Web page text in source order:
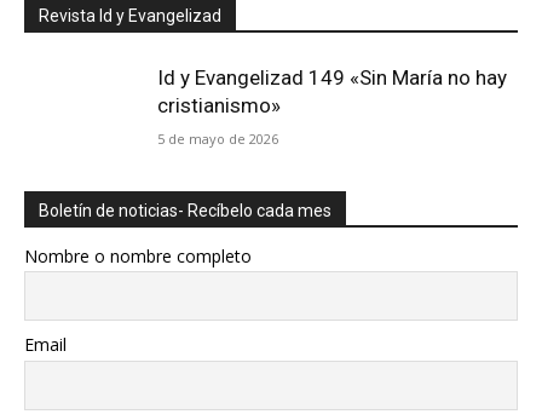
Revista Id y Evangelizad
Id y Evangelizad 149 «Sin María no hay
cristianismo»
5 de mayo de 2026
Boletín de noticias- Recíbelo cada mes
Nombre o nombre completo
Email